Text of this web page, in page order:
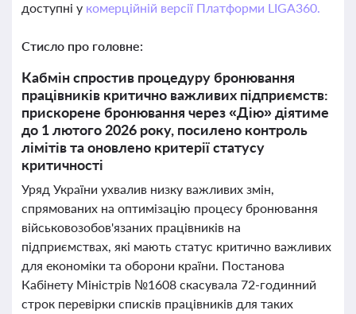
доступні у комерційній версії Платформи LIGA360.
Стисло про головне:
Кабмін спростив процедуру бронювання
працівників критично важливих підприємств:
прискорене бронювання через «Дію» діятиме
до 1 лютого 2026 року, посилено контроль
лімітів та оновлено критерії статусу
критичності
Уряд України ухвалив низку важливих змін,
спрямованих на оптимізацію процесу бронювання
військовозобов'язаних працівників на
підприємствах, які мають статус критично важливих
для економіки та оборони країни. Постанова
Кабінету Міністрів №1608 скасувала 72-годинний
строк перевірки списків працівників для таких